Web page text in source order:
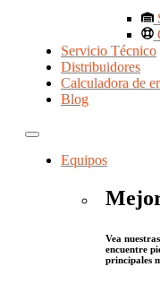
Servicio Técnico
Distribuidores
Calculadora de
Blog
Equipos
Vea
encuentre
principales